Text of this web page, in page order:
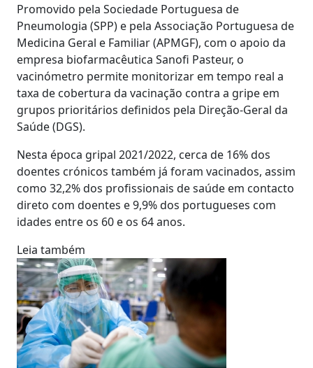
Promovido pela Sociedade Portuguesa de
Pneumologia (SPP) e pela Associação Portuguesa de
Medicina Geral e Familiar (APMGF), com o apoio da
empresa biofarmacêutica Sanofi Pasteur, o
vacinómetro permite monitorizar em tempo real a
taxa de cobertura da vacinação contra a gripe em
grupos prioritários definidos pela Direção-Geral da
Saúde (DGS).
Nesta época gripal 2021/2022, cerca de 16% dos
doentes crónicos também já foram vacinados, assim
como 32,2% dos profissionais de saúde em contacto
direto com doentes e 9,9% dos portugueses com
idades entre os 60 e os 64 anos.
Leia também